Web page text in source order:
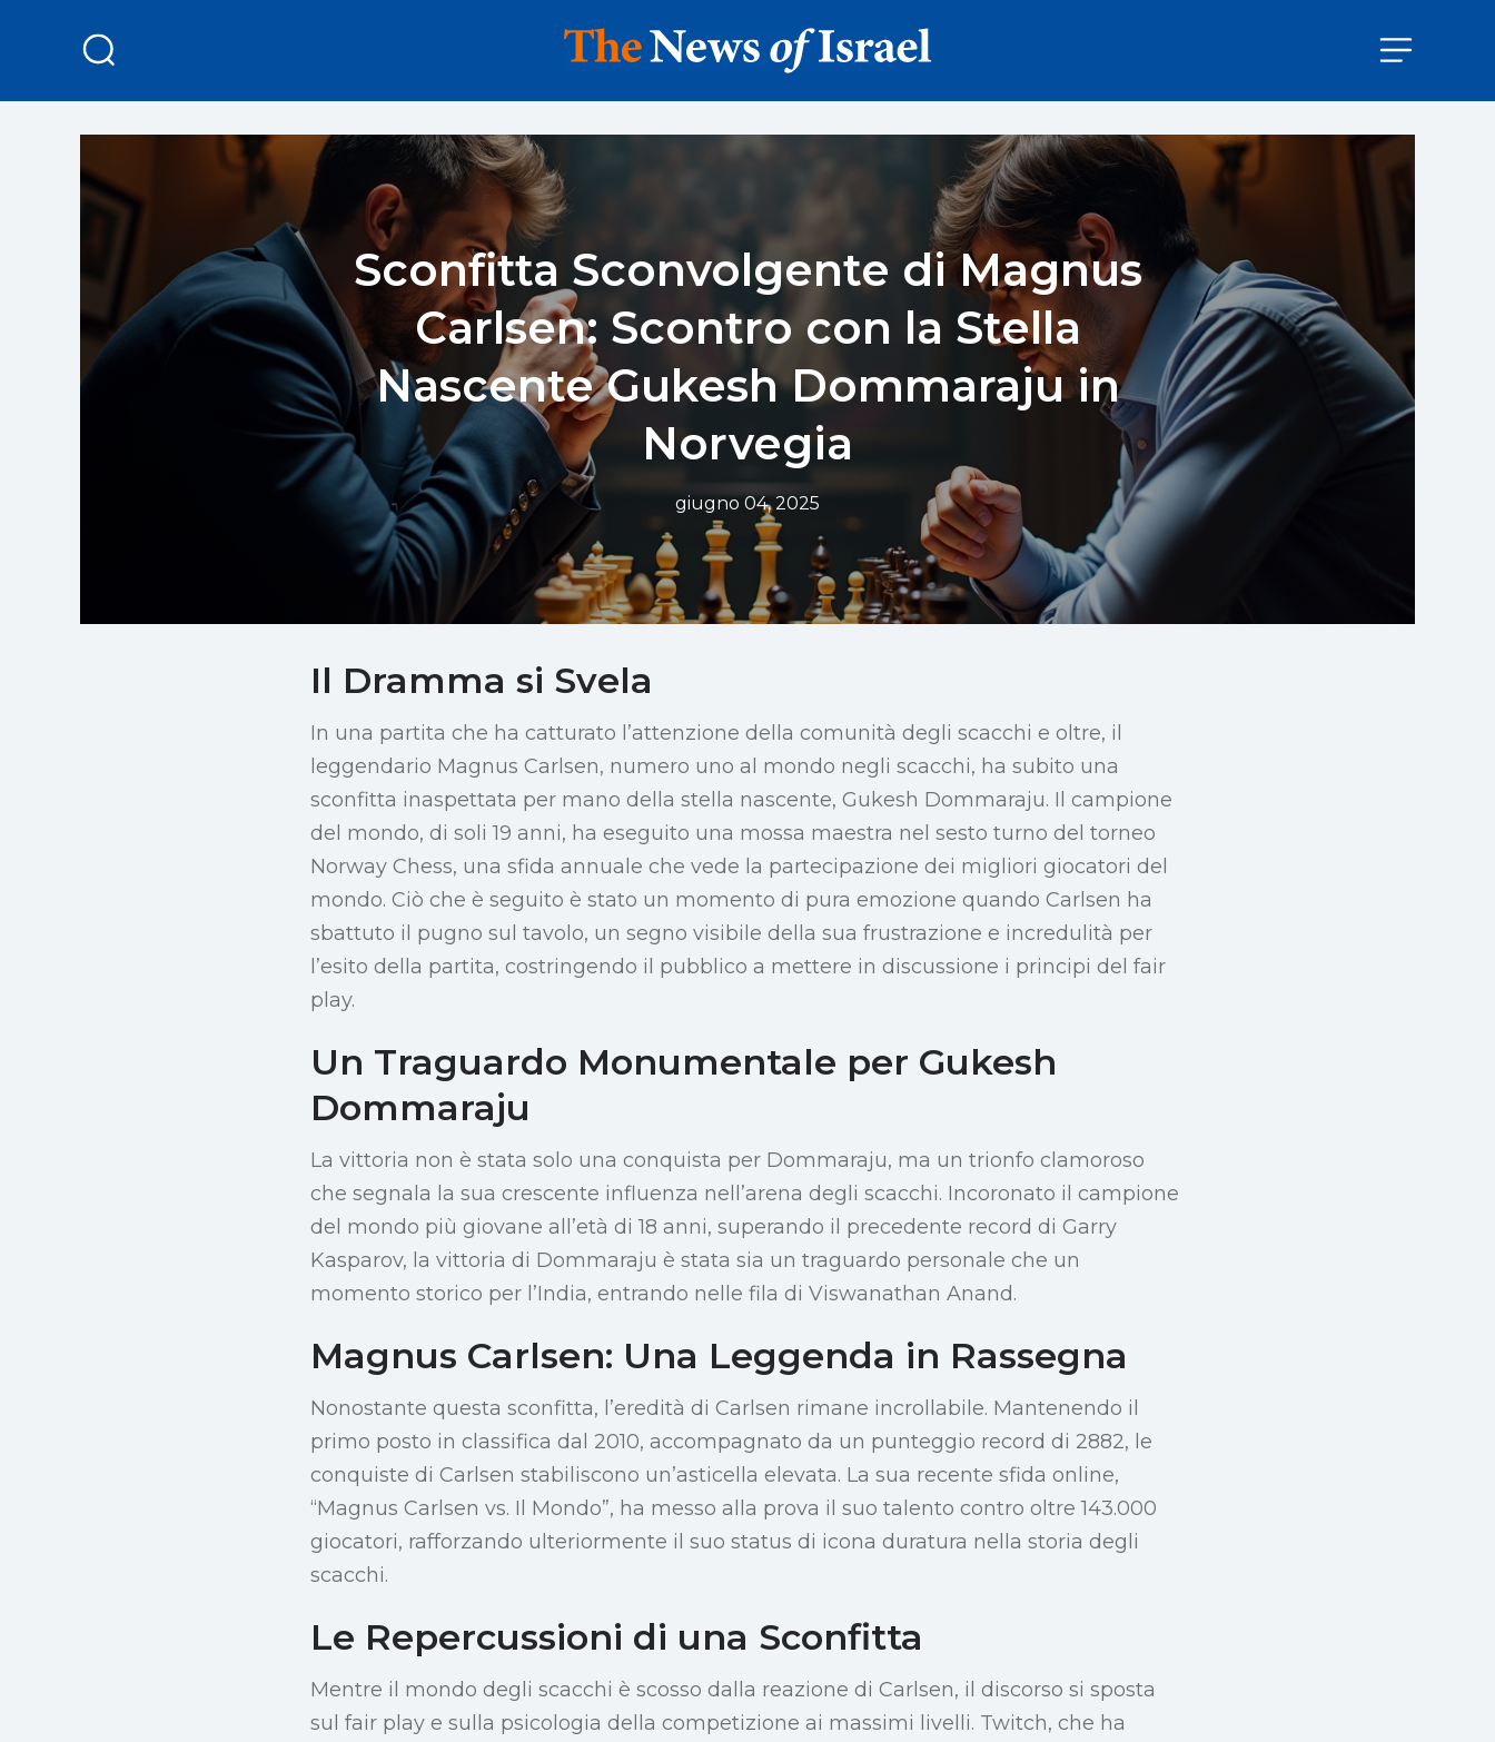
Sconfitta Sconvolgente di Magnus
Carlsen: Scontro con la Stella
Nascente Gukesh Dommaraju in
Norvegia
giugno 04, 2025
Il Dramma si Svela
In una partita che ha catturato l’attenzione della comunità degli scacchi e oltre, il
leggendario Magnus Carlsen, numero uno al mondo negli scacchi, ha subito una
sconfitta inaspettata per mano della stella nascente, Gukesh Dommaraju. Il campione
del mondo, di soli 19 anni, ha eseguito una mossa maestra nel sesto turno del torneo
Norway Chess, una sfida annuale che vede la partecipazione dei migliori giocatori del
mondo. Ciò che è seguito è stato un momento di pura emozione quando Carlsen ha
sbattuto il pugno sul tavolo, un segno visibile della sua frustrazione e incredulità per
l’esito della partita, costringendo il pubblico a mettere in discussione i principi del fair
play.
Un Traguardo Monumentale per Gukesh
Dommaraju
La vittoria non è stata solo una conquista per Dommaraju, ma un trionfo clamoroso
che segnala la sua crescente influenza nell’arena degli scacchi. Incoronato il campione
del mondo più giovane all’età di 18 anni, superando il precedente record di Garry
Kasparov, la vittoria di Dommaraju è stata sia un traguardo personale che un
momento storico per l’India, entrando nelle fila di Viswanathan Anand.
Magnus Carlsen: Una Leggenda in Rassegna
Nonostante questa sconfitta, l’eredità di Carlsen rimane incrollabile. Mantenendo il
primo posto in classifica dal 2010, accompagnato da un punteggio record di 2882, le
conquiste di Carlsen stabiliscono un’asticella elevata. La sua recente sfida online,
“Magnus Carlsen vs. Il Mondo”, ha messo alla prova il suo talento contro oltre 143.000
giocatori, rafforzando ulteriormente il suo status di icona duratura nella storia degli
scacchi.
Le Repercussioni di una Sconfitta
Mentre il mondo degli scacchi è scosso dalla reazione di Carlsen, il discorso si sposta
sul fair play e sulla psicologia della competizione ai massimi livelli. Twitch, che ha